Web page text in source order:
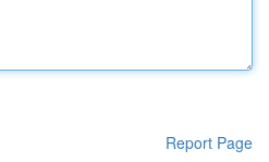
Report Page